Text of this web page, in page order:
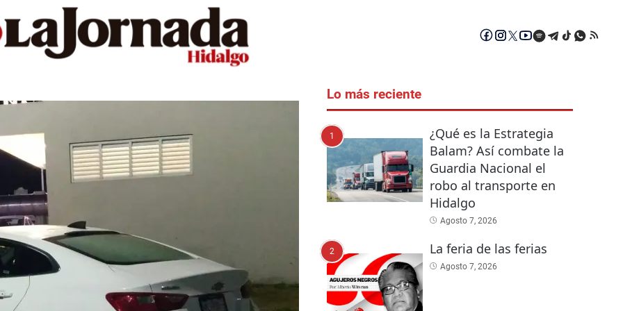
Lo más reciente
1
¿Qué es la Estrategia
Balam? Así combate la
Guardia Nacional el
robo al transporte en
Hidalgo
Agosto 7, 2026
2 La feria de las ferias
Agosto 7, 2026